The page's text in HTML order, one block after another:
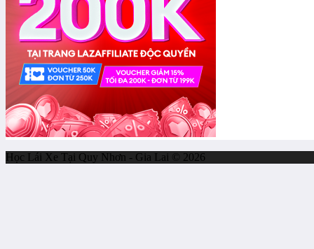
Học Lái Xe Tại Quy Nhơn - Gia Lai © 2026